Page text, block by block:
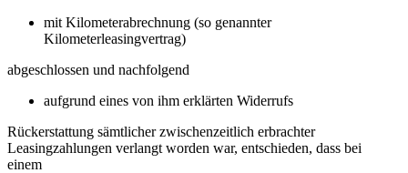
mit Kilometerabrechnung (so genannter
Kilometerleasingvertrag)
abgeschlossen und nachfolgend
aufgrund eines von ihm erklärten Widerrufs
Rückerstattung sämtlicher zwischenzeitlich erbrachter
Leasingzahlungen verlangt worden war, entschieden, dass bei
einem